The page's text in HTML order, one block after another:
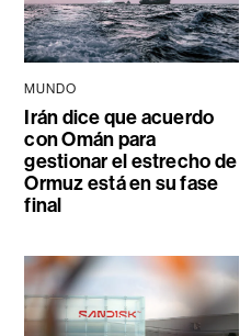
MUNDO
Irán dice que acuerdo
con Omán para
gestionar el estrecho de
Ormuz está en su fase
final